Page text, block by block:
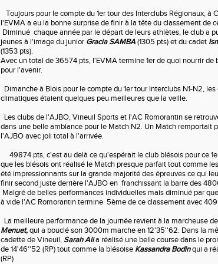
Toujours pour le compte du 1er tour des Interclubs Régionaux, à
l'EVMA a eu la bonne surprise de finir à la tête du classement de
Diminué chaque année par le départ de leurs athlètes, le club a
jeunes à l'image du junior Gracia SAMBA(1305 pts) et du cadet
(1353 pts).
Avec un total de 36574 pts, l'EVMA termine 1er de quoi nourrir de
pour l'avenir.
Dimanche à Blois pour le compte du 1er tour Interclubs N1-N2,
climatiques étaient quelques peu meilleures que la veille.
Les clubs de l'AJBO, Vineuil Sports et l'AC Romorantin se
dans une belle ambiance pour le Match N2. Un Match remportait
l'AJBO avec joli total à l'arrivée.
49874 pts, c'est au delà ce qu'espérait le club blésois pour ce
que les blésois ont réalisé le Match presque parfait tout comme
été impressionnants sur la grande majorité des épreuves ce qui
finir second juste derrière l'AJBO en franchissant la barre des
Malgré de belles performances individuelles mais diminué par
à vide l'AC Romorantin termine 5ème de ce classement avec
La meilleure performance de la journée revient à la marcheuse
Menuet,qui a bouclé son 3000m marche en 12'35''62. Dans la
cadette de Vineuil, Sarah Alia réalisé une belle course dans le
de 14'46''52 (RP) tout comme la blésoise Kassandra Bodinqui a
(RP)